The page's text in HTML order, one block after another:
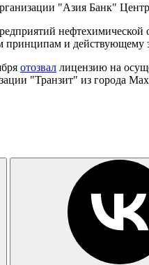
"Азия Банк"
и действующему
отозвал лицензию на
"Транзит" из города